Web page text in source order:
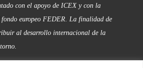
con el apoyo de ICEX y con la
europeo FEDER. La finalidad de
al desarrollo internacional de la